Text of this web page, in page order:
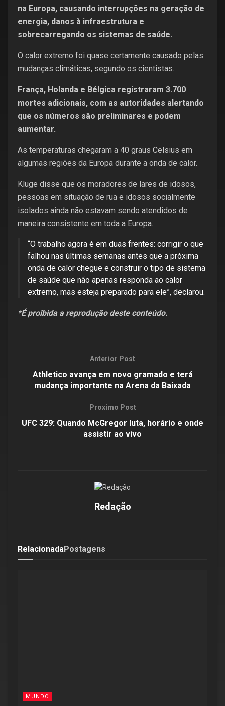
na Europa, causando interrupções na geração de
energia, danos à infraestrutura e
sobrecarregando os sistemas de saúde.
O calor extremo foi quase certamente causado pelas
mudanças climáticas, segundo os cientistas.
França, Holanda e Bélgica registraram 3.700
mortes adicionais, com as autoridades alertando
que os números são preliminares e podem
aumentar.
As temperaturas chegaram a 40 graus Celsius em
algumas regiões da Europa durante a onda de calor.
Kluge disse que os moradores de lares de idosos,
pessoas em situação de rua e idosos socialmente
isolados ainda não estavam sendo atendidos de
maneira consistente em toda a Europa.
“O trabalho agora é em duas frentes: corrigir o que
falhou nas últimas semanas antes que a próxima
onda de calor chegue e construir o tipo de sistema
de saúde que não apenas responda ao calor
extremo, mas esteja preparado para ele”, declarou.
*É proibida a reprodução deste conteúdo.
Anterior Post
Athletico avança em novo gramado e terá
mudança importante na Arena da Baixada
Proximo Post
UFC 329: Quando McGregor luta, horário e onde
assistir ao vivo
Redação
RelacionadaPostagens
MUNDO